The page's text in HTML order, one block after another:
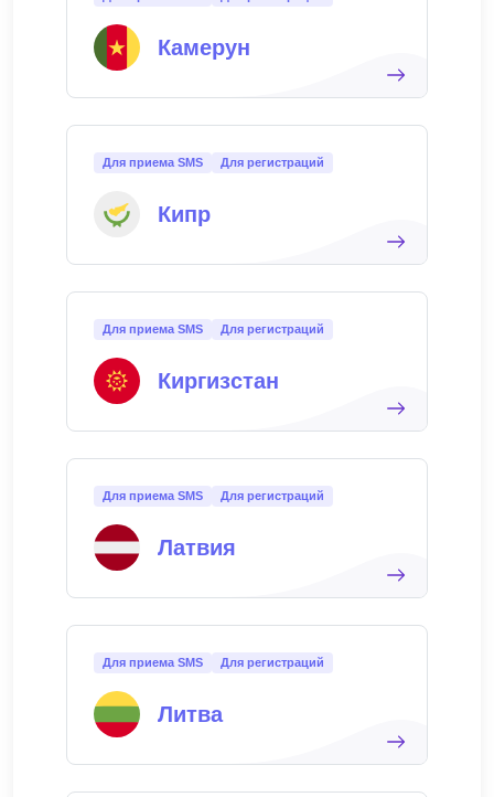
Камерун
Для приема SMS Для регистраций
Кипр
Для приема SMS Для регистраций
Киргизстан
Для приема SMS Для регистраций
Латвия
Для приема SMS Для регистраций
Литва